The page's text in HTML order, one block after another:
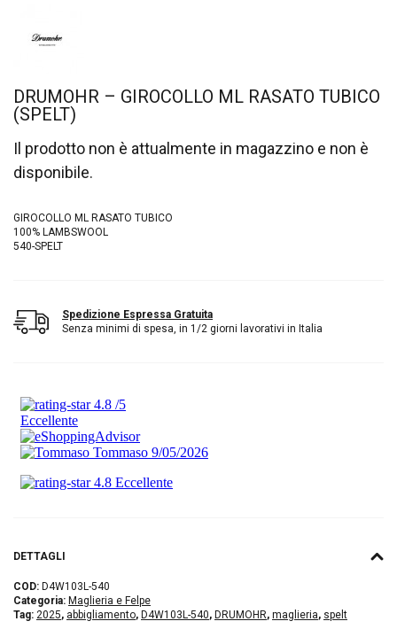
DRUMOHR – GIROCOLLO ML RASATO TUBICO
(SPELT)
Il prodotto non è attualmente in magazzino e non è
disponibile.
GIROCOLLO ML RASATO TUBICO
100% LAMBSWOOL
540-SPELT
Spedizione Espressa Gratuita
Senza minimi di spesa, in 1/2 giorni lavorativi in Italia
DETTAGLI
COD: D4W103L-540
Categoria: Maglieria e Felpe
Tag: 2025, abbigliamento, D4W103L-540, DRUMOHR, maglieria, spelt